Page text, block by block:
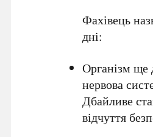
Фахівець
дні:
Організм ще
нервова
Дбайливе
відчуття